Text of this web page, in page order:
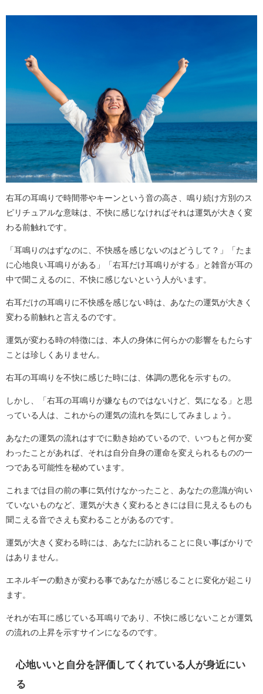
右耳の耳鳴りで時間帯やキーンという音の高さ、鳴り続け方別のス
ピリチュアルな意味は、不快に感じなければそれは運気が大きく変
わる前触れです。
「耳鳴りのはずなのに、不快感を感じないのはどうして？」「たま
に心地良い耳鳴りがある」「右耳だけ耳鳴りがする」と雑音が耳の
中で聞こえるのに、不快に感じないという人がいます。
右耳だけの耳鳴りに不快感を感じない時は、あなたの運気が大きく
変わる前触れと言えるのです。
運気が変わる時の特徴には、本人の身体に何らかの影響をもたらす
ことは珍しくありません。
右耳の耳鳴りを不快に感じた時には、体調の悪化を示すもの。
しかし、「右耳の耳鳴りが嫌なものではないけど、気になる」と思
っている人は、これからの運気の流れを気にしてみましょう。
あなたの運気の流れはすでに動き始めているので、いつもと何か変
わったことがあれば、それは自分自身の運命を変えられるものの一
つである可能性を秘めています。
これまでは目の前の事に気付けなかったこと、あなたの意識が向い
ていないものなど、運気が大きく変わるときには目に見えるものも
聞こえる音でさえも変わることがあるのです。
運気が大きく変わる時には、あなたに訪れることに良い事ばかりで
はありません。
エネルギーの動きが変わる事であなたが感じることに変化が起こり
ます。
それが右耳に感じている耳鳴りであり、不快に感じないことが運気
の流れの上昇を示すサインになるのです。
心地いいと自分を評価してくれている人が身近にい
る